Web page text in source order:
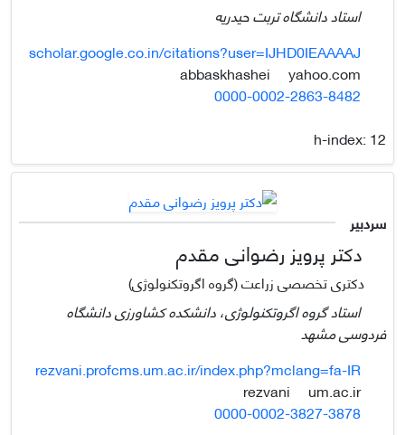
استاد دانشگاه تربت حیدریه
scholar.google.co.in/citations?user=IJHD0IEAAAAJ
yahoo.com
0000-0002-2863-8482
h-index:12
سردبیر
دکتر پرویز رضوانی مقدم
دکتری تخصصی زراعت (گروه اگروتکنولوژی)
استاد گروه اگروتکنولوژی، دانشکده کشاورزی دانشگاه
فردوسی مشهد
rezvani.profcms.um.ac.ir/index.php?mclang=fa-IR
rezvani
um.ac.ir
0000-0002-3827-3878